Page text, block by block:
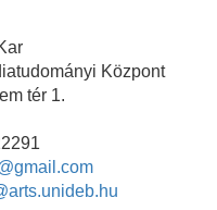
Központ
tér 1.